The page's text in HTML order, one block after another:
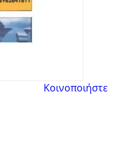
Κοινοποιήστε